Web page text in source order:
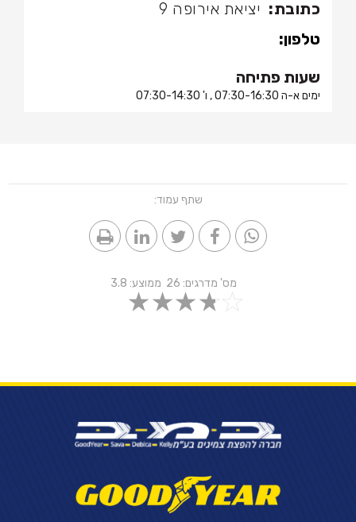
כתובת: יציאת אירופה 9
טלפון:
שעות פתיחה
ימים א-ה 07:30-16:30 , ו' 07:30-14:30
שתף עמוד:
מס' מדרגים: 26 ממוצע: 3.8